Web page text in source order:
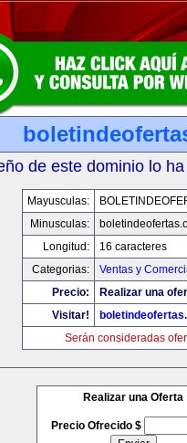
de este dominio lo
Mayusculas:
Minusculas:
Longitud:
16 caracteres
Categorias:
Ventas y
Precio:
Realizar una
Visitar!
Serán consideradas
Realizar una Oferta
Precio Ofrecido $